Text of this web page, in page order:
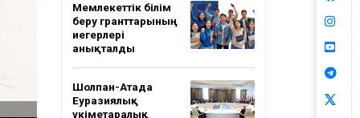
Мемлекеттік білім
беру гранттарының
иегерлері
анықталды
Шолпан-Атада
Еуразиялық
үкіметаралық